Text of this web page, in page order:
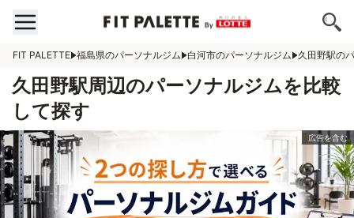
FIT PALETTE 福島県のパーソナルジム 白河市のパーソナルジム 久田野駅の
久田野駅周辺のパーソナルジムを比較
して探す